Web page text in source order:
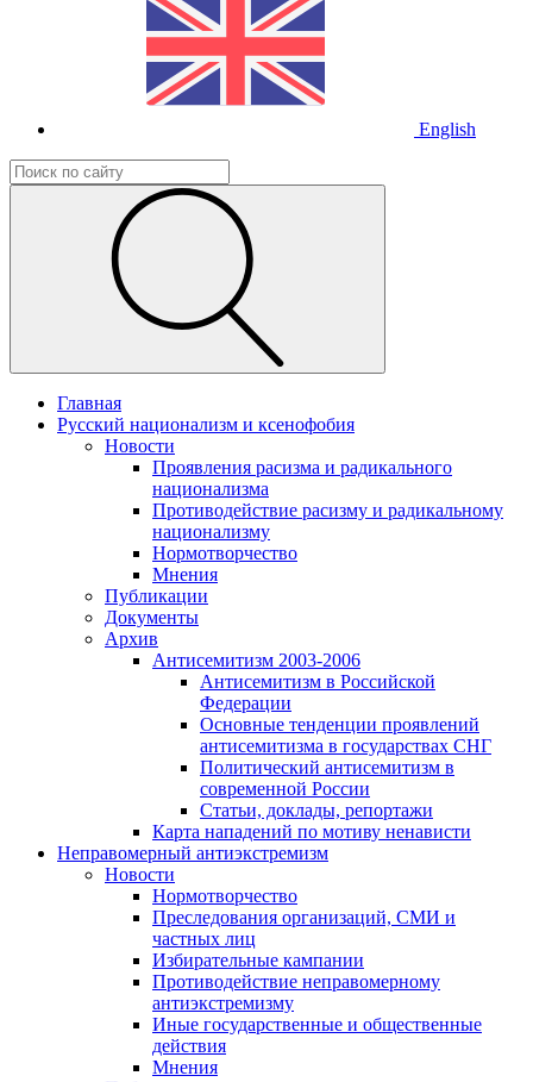
English
Главная
Русский национализм и ксенофобия
Новости
Проявления расизма и радикального
национализма
Противодействие расизму и радикальному
национализму
Нормотворчество
Мнения
Публикации
Документы
Архив
Антисемитизм 2003-2006
Антисемитизм в Российской
Федерации
Основные тенденции проявлений
антисемитизма в государствах СНГ
Политический антисемитизм в
современной России
Статьи, доклады, репортажи
Карта нападений по мотиву ненависти
Неправомерный антиэкстремизм
Новости
Нормотворчество
Преследования организаций, СМИ и
частных лиц
Избирательные кампании
Противодействие неправомерному
антиэкстремизму
Иные государственные и общественные
действия
Мнения